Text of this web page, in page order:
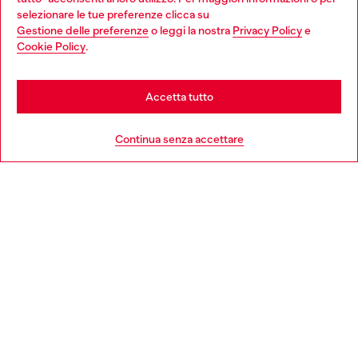
selezionare le tue preferenze clicca su
Gestione delle preferenzeo leggi la nostra Privacy Policye
Cookie Policy.
Continua senza accettare
Accetta tutto
Choose your location
You are currently browsing Italia website, but it seems you may
be based in United States